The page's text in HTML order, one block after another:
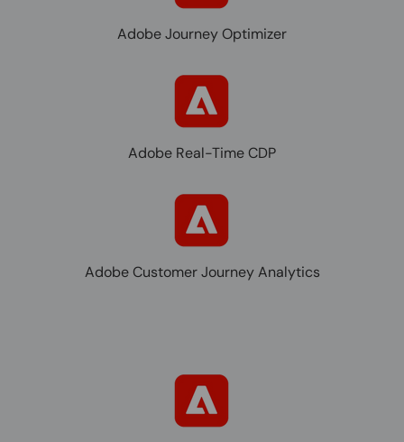
Adobe Journey Optimizer
Adobe Real-Time CDP
Adobe Customer Journey Analytics